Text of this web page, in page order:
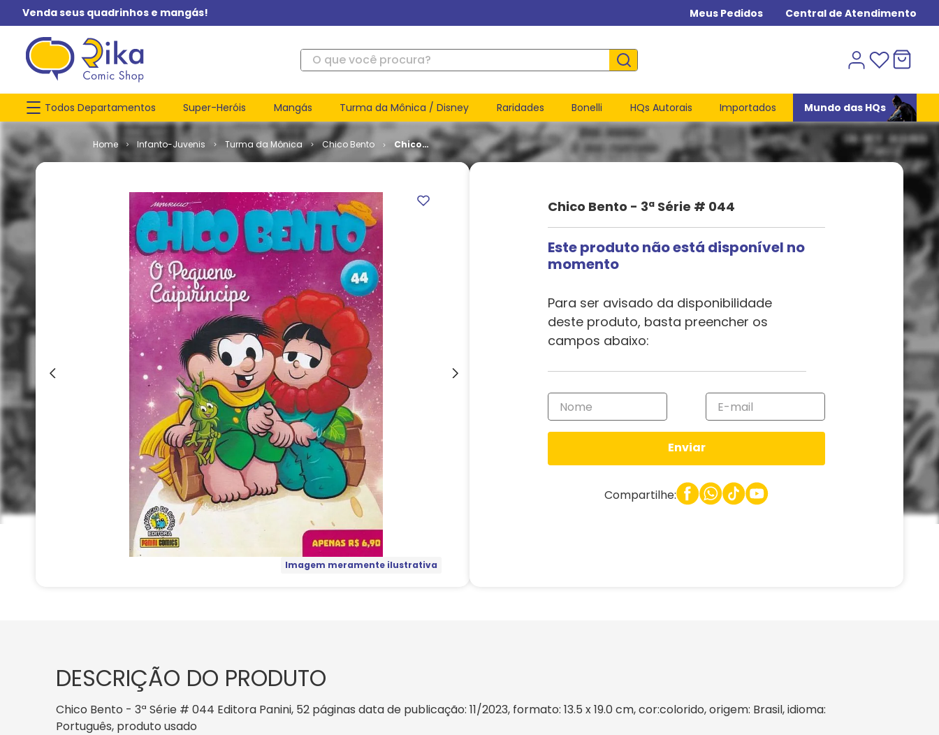
Venda seus quadrinhos e mangás! Meus Pedidos Central de Atendimento
O que você procura?
Todos Departamentos Super-Heróis Mangás Turma da Mônica / Disney Raridades Bonelli HQs Autorais Importados Mundo das HQs
Infanto-Juvenis Turma da Mônica Chico Bento
Chico
Bento - 3ª
Imagem meramente ilustrativa
Chico Bento - 3ª Série # 044
Este produto não está disponível no
momento
Para ser avisado da disponibilidade
deste produto, basta preencher os
campos abaixo:
Enviar
Compartilhe:
DESCRIÇÃO DO PRODUTO
Chico Bento - 3ª Série # 044 Editora Panini, 52 páginas data de publicação: 11/2023, formato: 13.5 x 19.0 cm, cor:colorido, origem: Brasil, idioma:
Português, produto usado